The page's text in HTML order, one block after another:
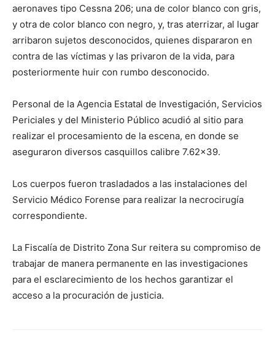
aeronaves tipo Cessna 206; una de color blanco con gris,
y otra de color blanco con negro, y, tras aterrizar, al lugar
arribaron sujetos desconocidos, quienes dispararon en
contra de las víctimas y las privaron de la vida, para
posteriormente huir con rumbo desconocido.
Personal de la Agencia Estatal de Investigación, Servicios
Periciales y del Ministerio Público acudió al sitio para
realizar el procesamiento de la escena, en donde se
aseguraron diversos casquillos calibre 7.62×39.
Los cuerpos fueron trasladados a las instalaciones del
Servicio Médico Forense para realizar la necrocirugía
correspondiente.
La Fiscalía de Distrito Zona Sur reitera su compromiso de
trabajar de manera permanente en las investigaciones
para el esclarecimiento de los hechos garantizar el
acceso a la procuración de justicia.